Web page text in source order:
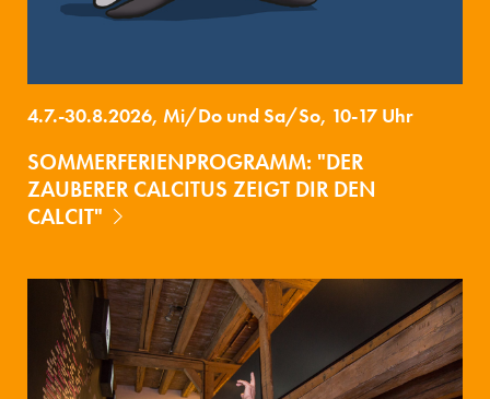
4.7.-30.8.2026, Mi/Do und Sa/So, 10-17 Uhr
SOMMERFERIENPROGRAMM: "DER
ZAUBERER CALCITUS ZEIGT DIR DEN
CALCIT"